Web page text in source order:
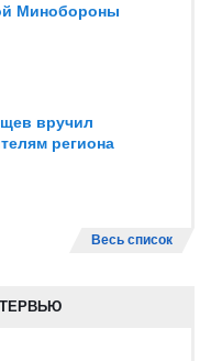
Минобороны
вручил
региона
Весь список